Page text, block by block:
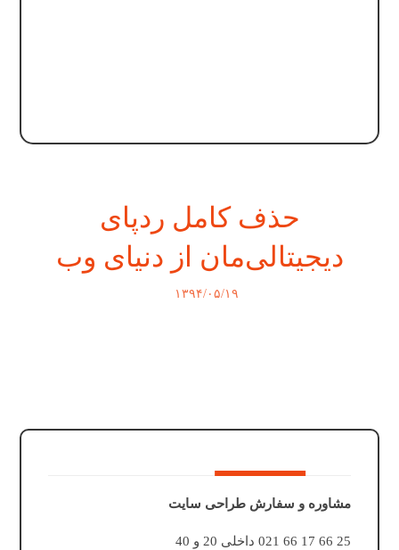
حذف کامل ردپای
دیجیتالی‌مان از دنیای وب
۱۳۹۴/۰۵/۱۹
مشاوره و سفارش طراحی سایت
25 66 17 66 021 داخلی 20 و 40